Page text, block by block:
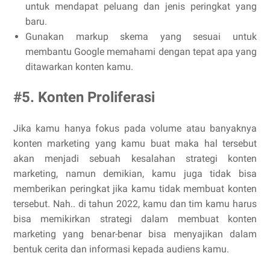
untuk mendapat peluang dan jenis peringkat yang
baru.
Gunakan markup skema yang sesuai untuk
membantu Google memahami dengan tepat apa yang
ditawarkan konten kamu.
#5. Konten Proliferasi
Jika kamu hanya fokus pada volume atau banyaknya
konten marketing yang kamu buat maka hal tersebut
akan menjadi sebuah kesalahan strategi konten
marketing, namun demikian, kamu juga tidak bisa
memberikan peringkat jika kamu tidak membuat konten
tersebut. Nah.. di tahun 2022, kamu dan tim kamu harus
bisa memikirkan strategi dalam membuat konten
marketing yang benar-benar bisa menyajikan dalam
bentuk cerita dan informasi kepada audiens kamu.